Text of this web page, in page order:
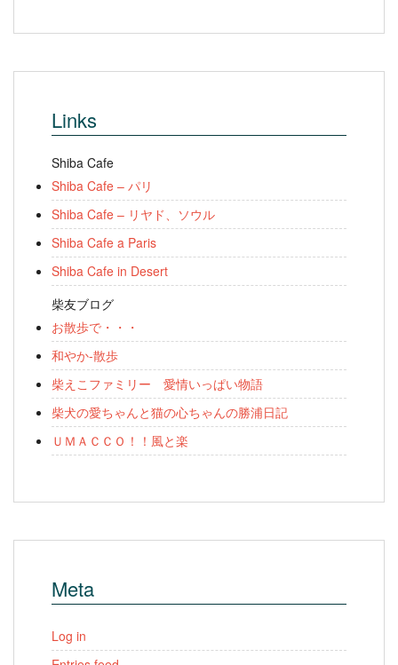
Links
Shiba Cafe
Shiba Cafe – パリ
Shiba Cafe – リヤド、ソウル
Shiba Cafe a Paris
Shiba Cafe in Desert
柴友ブログ
お散歩で・・・
和やか-散歩
柴えこファミリー 愛情いっぱい物語
柴犬の愛ちゃんと猫の心ちゃんの勝浦日記
ＵＭＡＣＣＯ！！風と楽
Meta
Log in